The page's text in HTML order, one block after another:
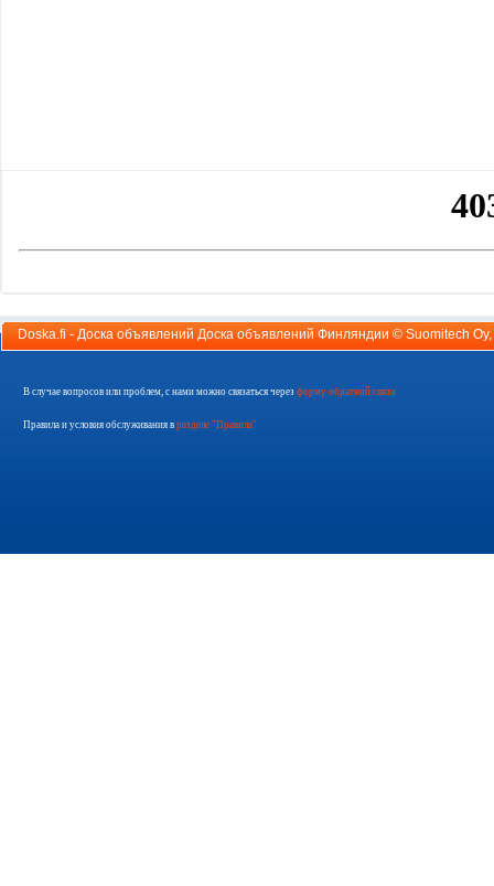
Doska.fi - Доска объявлений Доска объявлений Финляндии © Suomitech Oy
В случае вопросов или проблем, с нами можно связаться через форму обратной связи
Правила и условия обслуживания в разделе "Правила"